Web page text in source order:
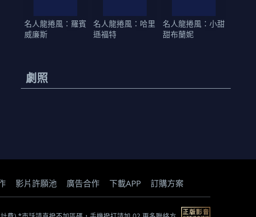
名人龍捲風：羅賓
威廉斯
名人龍捲風：哈里
遜福特
名人龍捲風：小甜
甜布蘭妮
劇照
影片許願池 廣告合作 下載APP 訂購方案